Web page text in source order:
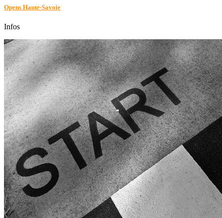
Opens Haute-Savoie
Infos